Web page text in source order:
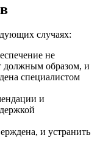
случаях:
не
должным образом, и
специалистом
и
и устранить